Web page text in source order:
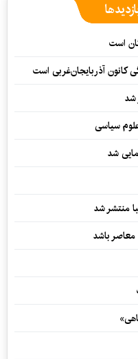
است
کانون آذربایجان‌غربی است
شد
سیاسی
شد
منتشر شد
باشد